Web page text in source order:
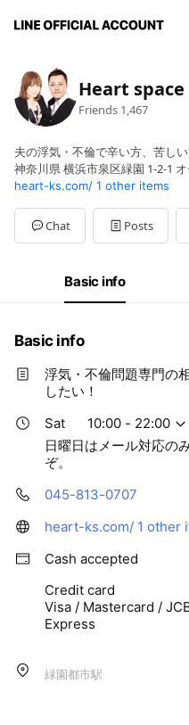
Heart space
Friends 1,467
夫の浮気・不倫で辛い方、苦し
神奈川県 横浜市泉区緑園 1-2-1
heart-ks.com/ 1 other items
Chat Posts
Basic info
Basic info
浮気・不倫問題専門の
したい！
Sat
10:00 - 22:00
日曜日はメール対応の
ぞ。
045-813-0707
heart-ks.com/ 1 other
Cash accepted
Credit card
Visa / Mastercard /
Express
緑園都市駅